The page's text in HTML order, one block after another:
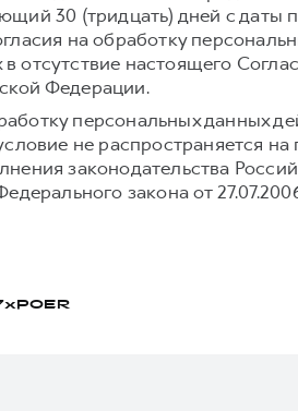
30 (тридцать) дней с даты
на обработку
отсутствие настоящего
Федерации.
персональных данных
не распространяется
законодательства
закона от
POER